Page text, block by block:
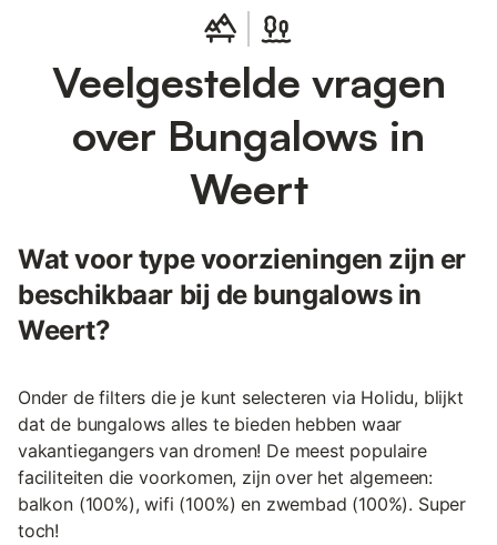
Veelgestelde vragen
over Bungalows in
Weert
Wat voor type voorzieningen zijn er
beschikbaar bij de bungalows in
Weert?
Onder de filters die je kunt selecteren via Holidu, blijkt
dat de bungalows alles te bieden hebben waar
vakantiegangers van dromen! De meest populaire
faciliteiten die voorkomen, zijn over het algemeen:
balkon (100%), wifi (100%) en zwembad (100%). Super
toch!